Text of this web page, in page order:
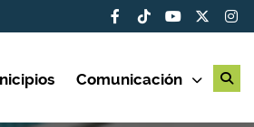
Comunicación